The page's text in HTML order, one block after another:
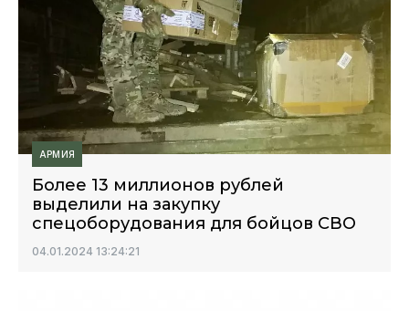
АРМИЯ
Более 13 миллионов рублей
выделили на закупку
спецоборудования для бойцов СВО
04.01.2024 13:24:21